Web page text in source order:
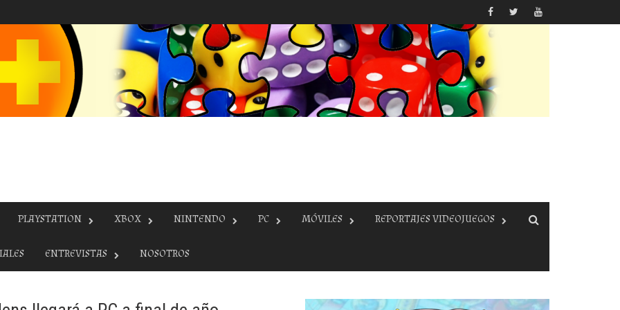
PLAYSTATION XBOX NINTENDO PC MÓVILES REPORTAJES VIDEOJUEGOS
ENTREVISTAS NOSOTROS